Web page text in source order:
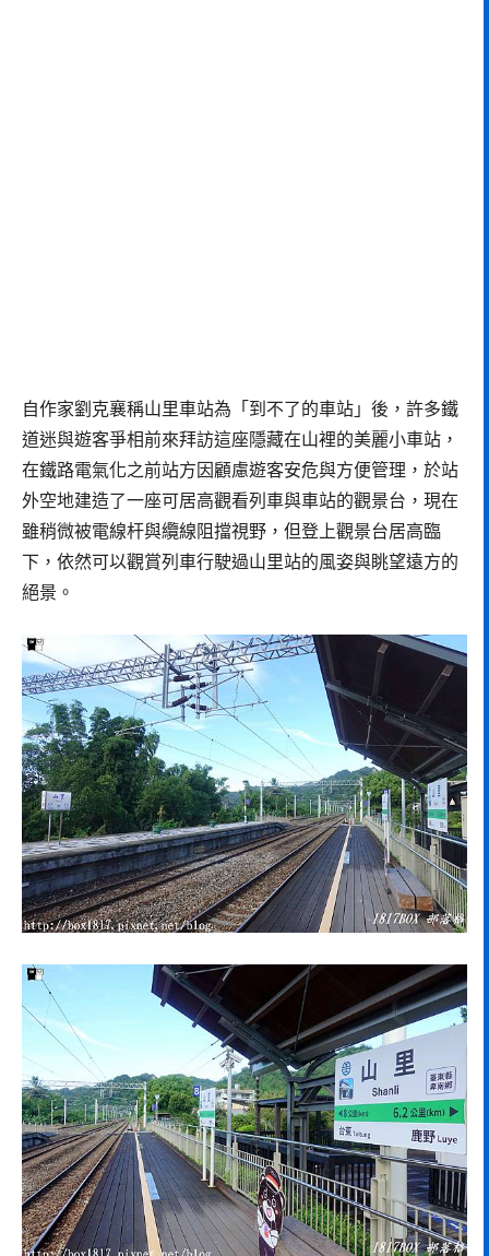
自作家劉克襄稱山里車站為「到不了的車站」後，許多鐵
道迷與遊客爭相前來拜訪這座隱藏在山裡的美麗小車站，
在鐵路電氣化之前站方因顧慮遊客安危與方便管理，於站
外空地建造了一座可居高觀看列車與車站的觀景台，現在
雖稍微被電線杆與纜線阻擋視野，但登上觀景台居高臨
下，依然可以觀賞列車行駛過山里站的風姿與眺望遠方的
絕景。